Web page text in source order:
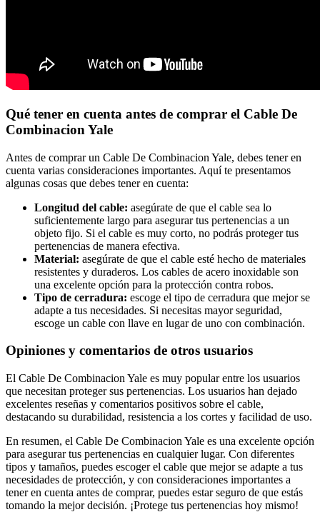
Qué tener en cuenta antes de comprar el Cable De
Combinacion Yale
Antes de comprar un Cable De Combinacion Yale, debes tener en
cuenta varias consideraciones importantes. Aquí te presentamos
algunas cosas que debes tener en cuenta:
Longitud del cable: asegúrate de que el cable sea lo
suficientemente largo para asegurar tus pertenencias a un
objeto fijo. Si el cable es muy corto, no podrás proteger tus
pertenencias de manera efectiva.
Material: asegúrate de que el cable esté hecho de materiales
resistentes y duraderos. Los cables de acero inoxidable son
una excelente opción para la protección contra robos.
Tipo de cerradura: escoge el tipo de cerradura que mejor se
adapte a tus necesidades. Si necesitas mayor seguridad,
escoge un cable con llave en lugar de uno con combinación.
Opiniones y comentarios de otros usuarios
El Cable De Combinacion Yale es muy popular entre los usuarios
que necesitan proteger sus pertenencias. Los usuarios han dejado
excelentes reseñas y comentarios positivos sobre el cable,
destacando su durabilidad, resistencia a los cortes y facilidad de uso.
En resumen, el Cable De Combinacion Yale es una excelente opción
para asegurar tus pertenencias en cualquier lugar. Con diferentes
tipos y tamaños, puedes escoger el cable que mejor se adapte a tus
necesidades de protección, y con consideraciones importantes a
tener en cuenta antes de comprar, puedes estar seguro de que estás
tomando la mejor decisión. ¡Protege tus pertenencias hoy mismo!